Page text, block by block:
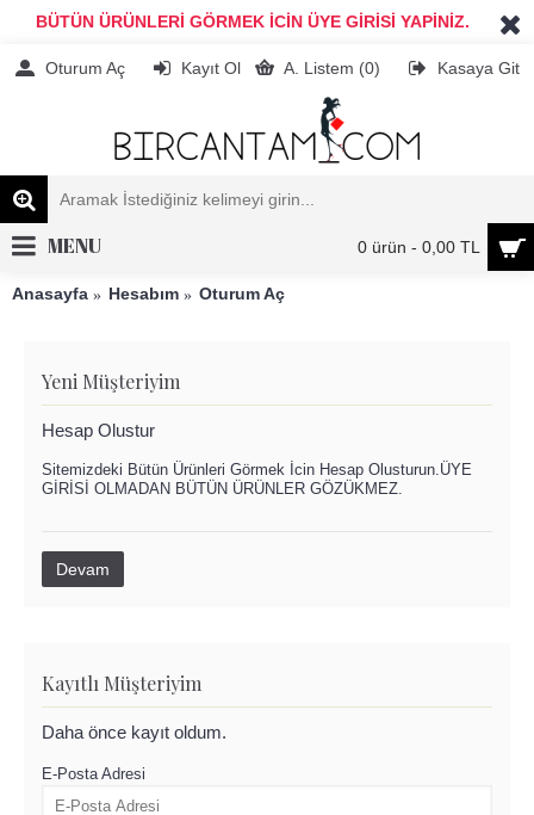
BÜTÜN ÜRÜNLERİ GÖRMEK İCİN ÜYE GİRİSİ YAPİNİZ.
Oturum Aç Kayıt Ol A. Listem (0) Kasaya Git
0 ürün - 0,00 TL
MENU
Anasayfa Hesabım Oturum Aç
Yeni Müşteriyim
Hesap Olustur
Sitemizdeki Bütün Ürünleri Görmek İcin Hesap Olusturun.ÜYE
GİRİSİ OLMADAN BÜTÜN ÜRÜNLER GÖZÜKMEZ.
Devam
Kayıtlı Müşteriyim
Daha önce kayıt oldum.
E-Posta Adresi